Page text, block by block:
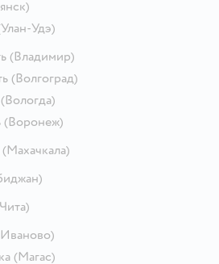
Удэ)
(Владимир)
(Волгоград)
(Вологда)
(Воронеж)
(Махачкала)
(Магас)